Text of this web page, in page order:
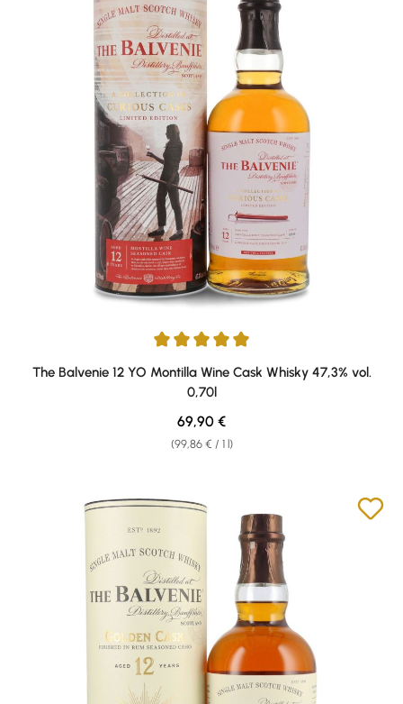
Average rating of 5 out of 5 stars
The Balvenie 12 YO Montilla Wine Cask Whisky 47,3% vol.
0,70l
(99,86 € / 1 l)
Regular price:
69,90 €